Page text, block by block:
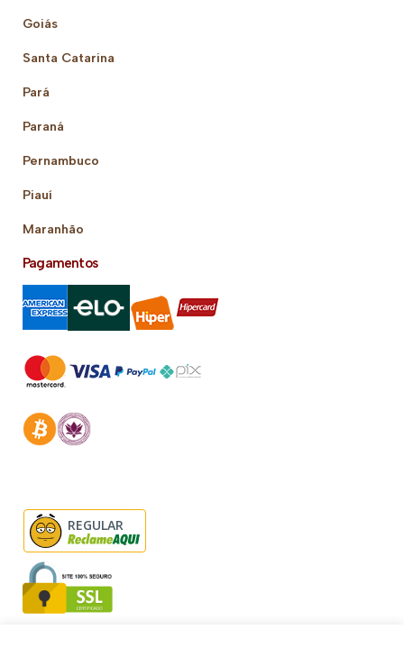
Goiás
Santa Catarina
Pará
Paraná
Pernambuco
Piauí
Maranhão
Pagamentos
REGULAR